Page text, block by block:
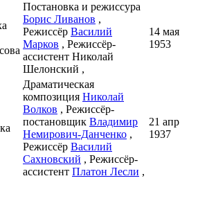
Постановка и режиссура
Борис Ливанов ,
Режиссёр Василий
Марков , Режиссёр-
ассистент Николай
Шелонский ,
14 мая
1953
Драматическая
композиция Николай
Волков , Режиссёр-
постановщик Владимир
Немирович-Данченко ,
Режиссёр Василий
Сахновский , Режиссёр-
ассистент Платон Лесли ,
21 апр
1937